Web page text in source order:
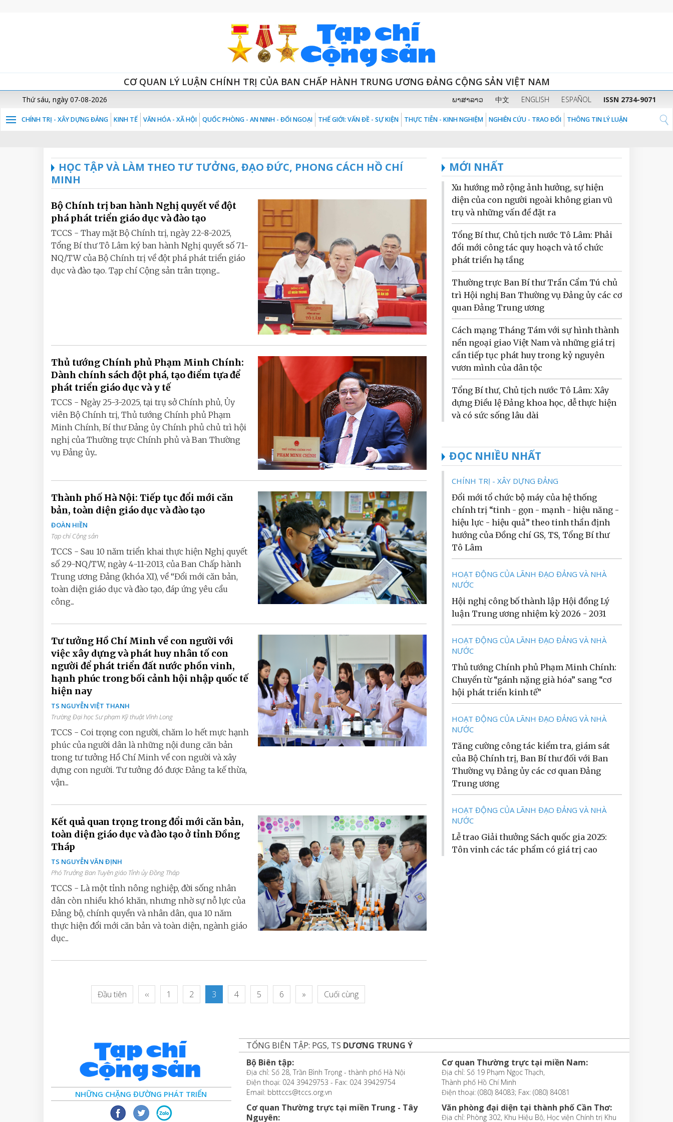
CƠ QUAN LÝ LUẬN CHÍNH TRỊ CỦA BAN CHẤP HÀNH TRUNG ƯƠNG ĐẢNG CỘNG SẢN VIỆT NAM
Thứ sáu, ngày 07-08-2026 ພາສາລາວ 中文 ENGLISH ESPAÑOL ISSN 2734-9071
CHÍNH TRỊ - XÂY DỰNG ĐẢNG KINH TẾ VĂN HÓA - XÃ HỘI QUỐC PHÒNG - AN NINH - ĐỐI NGOẠI THẾ GIỚI: VẤN ĐỀ - SỰ KIỆN THỰC TIỄN - KINH NGHIỆM NGHIÊN CỨU - TRAO ĐỔI THÔNG TIN LÝ LUẬN
HỌC TẬP VÀ LÀM THEO TƯ TƯỞNG, ĐẠO ĐỨC, PHONG CÁCH HỒ CHÍ
MINH
Bộ Chính trị ban hành Nghị quyết về đột
phá phát triển giáo dục và đào tạo
TCCS - Thay mặt Bộ Chính trị, ngày 22-8-2025,
Tổng Bí thư Tô Lâm ký ban hành Nghị quyết số 71-
NQ/TW của Bộ Chính trị về đột phá phát triển giáo
dục và đào tạo. Tạp chí Cộng sản trân trọng...
Thủ tướng Chính phủ Phạm Minh Chính:
Dành chính sách đột phá, tạo điểm tựa để
phát triển giáo dục và y tế
TCCS - Ngày 25-3-2025, tại trụ sở Chính phủ, Ủy
viên Bộ Chính trị, Thủ tướng Chính phủ Phạm
Minh Chính, Bí thư Đảng ủy Chính phủ chủ trì hội
nghị của Thường trực Chính phủ và Ban Thường
vụ Đảng ủy...
Thành phố Hà Nội: Tiếp tục đổi mới căn
bản, toàn diện giáo dục và đào tạo
ĐOÀN HIỀN
Tạp chí Cộng sản
TCCS - Sau 10 năm triển khai thực hiện Nghị quyết
số 29-NQ/TW, ngày 4-11-2013, của Ban Chấp hành
Trung ương Đảng (khóa XI), về “Đổi mới căn bản,
toàn diện giáo dục và đào tạo, đáp ứng yêu cầu
công...
Tư tưởng Hồ Chí Minh về con người với
việc xây dựng và phát huy nhân tố con
người để phát triển đất nước phồn vinh,
hạnh phúc trong bối cảnh hội nhập quốc tế
hiện nay
TS NGUYỄN VIỆT THANH
Trường Đại học Sư phạm Kỹ thuật Vĩnh Long
TCCS - Coi trọng con người, chăm lo hết mực hạnh
phúc của người dân là những nội dung căn bản
trong tư tưởng Hồ Chí Minh về con người và xây
dựng con người. Tư tưởng đó được Đảng ta kế thừa,
vận...
Kết quả quan trọng trong đổi mới căn bản,
toàn diện giáo dục và đào tạo ở tỉnh Đồng
Tháp
TS NGUYỄN VĂN ĐỊNH
Phó Trưởng Ban Tuyên giáo Tỉnh ủy Đồng Tháp
TCCS - Là một tỉnh nông nghiệp, đời sống nhân
dân còn nhiều khó khăn, nhưng nhờ sự nỗ lực của
Đảng bộ, chính quyền và nhân dân, qua 10 năm
thực hiện đổi mới căn bản và toàn diện, ngành giáo
dục...
Đầu tiên ‹‹ 1 2 3 4 5 6 » Cuối cùng
MỚI NHẤT
Xu hướng mở rộng ảnh hưởng, sự hiện
diện của con người ngoài không gian vũ
trụ và những vấn đề đặt ra
Tổng Bí thư, Chủ tịch nước Tô Lâm: Phải
đổi mới công tác quy hoạch và tổ chức
phát triển hạ tầng
Thường trực Ban Bí thư Trần Cẩm Tú chủ
trì Hội nghị Ban Thường vụ Đảng ủy các cơ
quan Đảng Trung ương
Cách mạng Tháng Tám với sự hình thành
nền ngoại giao Việt Nam và những giá trị
cần tiếp tục phát huy trong kỷ nguyên
vươn mình của dân tộc
Tổng Bí thư, Chủ tịch nước Tô Lâm: Xây
dựng Điều lệ Đảng khoa học, dễ thực hiện
và có sức sống lâu dài
ĐỌC NHIỀU NHẤT
CHÍNH TRỊ - XÂY DỰNG ĐẢNG
Đổi mới tổ chức bộ máy của hệ thống
chính trị “tinh - gọn - mạnh - hiệu năng -
hiệu lực - hiệu quả” theo tinh thần định
hướng của Đồng chí GS, TS, Tổng Bí thư
Tô Lâm
HOẠT ĐỘNG CỦA LÃNH ĐẠO ĐẢNG VÀ NHÀ
NƯỚC
Hội nghị công bố thành lập Hội đồng Lý
luận Trung ương nhiệm kỳ 2026 - 2031
HOẠT ĐỘNG CỦA LÃNH ĐẠO ĐẢNG VÀ NHÀ
NƯỚC
Thủ tướng Chính phủ Phạm Minh Chính:
Chuyển từ “gánh nặng già hóa” sang “cơ
hội phát triển kinh tế”
HOẠT ĐỘNG CỦA LÃNH ĐẠO ĐẢNG VÀ NHÀ
NƯỚC
Tăng cường công tác kiểm tra, giám sát
của Bộ Chính trị, Ban Bí thư đối với Ban
Thường vụ Đảng ủy các cơ quan Đảng
Trung ương
HOẠT ĐỘNG CỦA LÃNH ĐẠO ĐẢNG VÀ NHÀ
NƯỚC
Lễ trao Giải thưởng Sách quốc gia 2025:
Tôn vinh các tác phẩm có giá trị cao
NHỮNG CHẶNG ĐƯỜNG PHÁT TRIỂN
TỔNG BIÊN TẬP: PGS, TS DƯƠNG TRUNG Ý
Bộ Biên tập:
Địa chỉ: Số 28, Trần Bình Trọng - thành phố Hà Nội
Điện thoại: 024 39429753 - Fax: 024 39429754
Email: bbttccs@tccs.org.vn
Cơ quan Thường trực tại miền Trung - Tây
Nguyên:
Cơ quan Thường trực tại miền Nam:
Địa chỉ: Số 19 Phạm Ngọc Thạch,
Thành phố Hồ Chí Minh
Điện thoại: (080) 84083; Fax: (080) 84081
Văn phòng đại diện tại thành phố Cần Thơ:
Địa chỉ: Phòng 302, Khu Hiệu Bộ, Học viện Chính trị Khu